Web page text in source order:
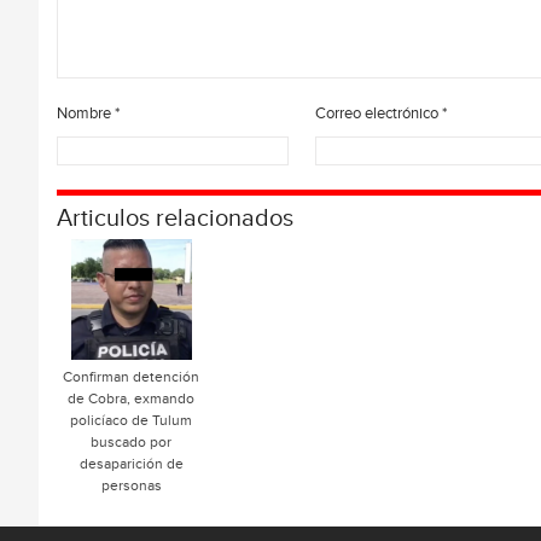
Nombre* Correo electrónico*
Articulos relacionados
Confirman detención
de Cobra, exmando
policíaco de Tulum
buscado por
desaparición de
personas